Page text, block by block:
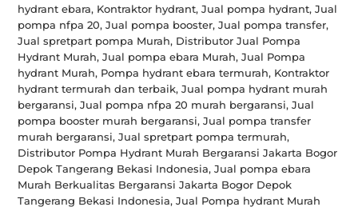
hydrant ebara, Kontraktor hydrant, Jual pompa hydrant, Jual
pompa nfpa 20, Jual pompa booster, Jual pompa transfer,
Jual spretpart pompa Murah, Distributor Jual Pompa
Hydrant Murah, Jual pompa ebara Murah, Jual Pompa
hydrant Murah, Pompa hydrant ebara termurah, Kontraktor
hydrant termurah dan terbaik, Jual pompa hydrant murah
bergaransi, Jual pompa nfpa 20 murah bergaransi, Jual
pompa booster murah bergaransi, Jual pompa transfer
murah bergaransi, Jual spretpart pompa termurah,
Distributor Pompa Hydrant Murah Bergaransi Jakarta Bogor
Depok Tangerang Bekasi Indonesia, Jual pompa ebara
Murah Berkualitas Bergaransi Jakarta Bogor Depok
Tangerang Bekasi Indonesia, Jual Pompa hydrant Murah